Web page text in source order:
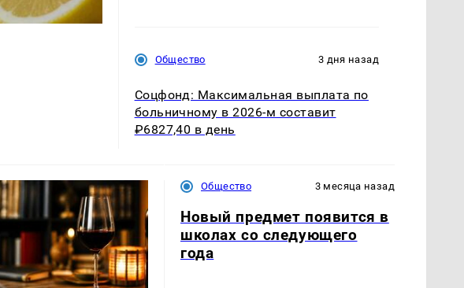
Общество 3 дня назад
Соцфонд: Максимальная выплата по
больничному в 2026-м составит
₽6827,40 в день
Общество 3 месяца назад
Новый предмет появится в
школах со следующего
года